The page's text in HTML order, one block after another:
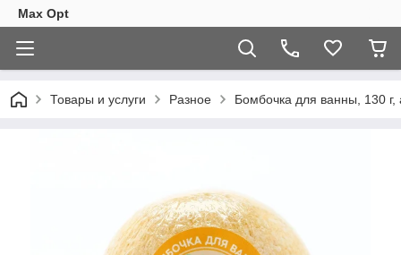
Max Opt
Товары и услуги Разное Бомбочка для ванны, 130